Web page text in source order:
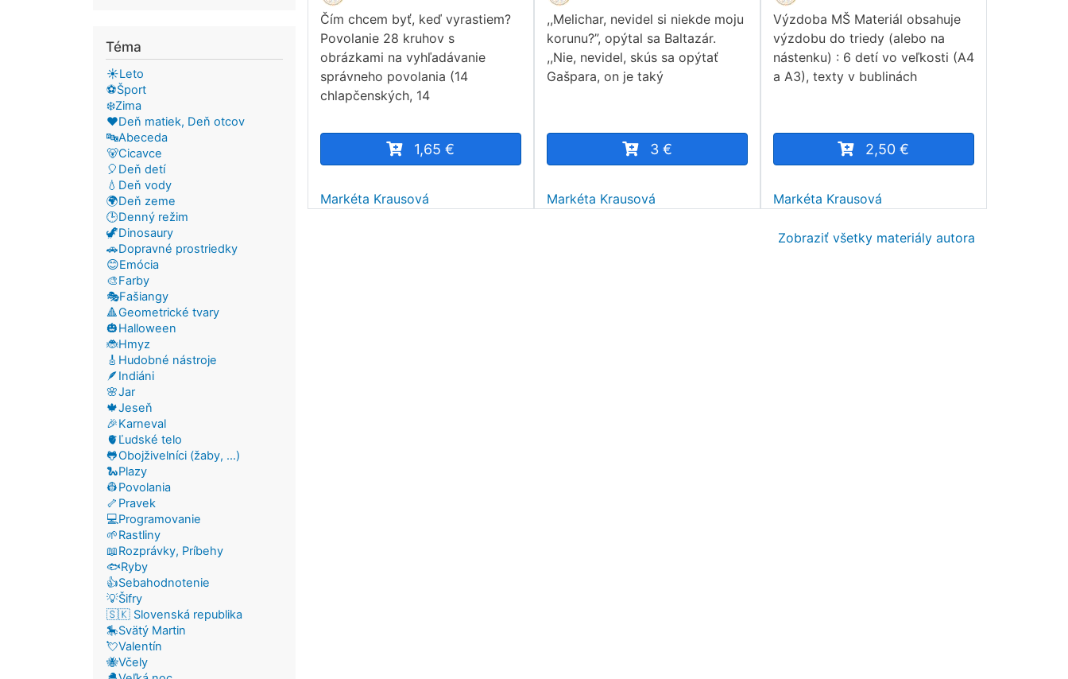
Čím chcem byť, keď vyrastiem?
Povolanie 28 kruhov s
obrázkami na vyhľadávanie
správneho povolania (14
chlapčenských, 14
1,65 €
Markéta Krausová
,,Melichar, nevidel si niekde moju
korunu?”, opýtal sa Baltazár.
,,Nie, nevidel, skús sa opýtať
Gašpara, on je taký
3 €
Markéta Krausová
Výzdoba MŠ Materiál obsahuje
výzdobu do triedy (alebo na
nástenku) : 6 detí vo veľkosti (A4
a A3), texty v bublinách
2,50 €
Markéta Krausová
Zobraziť všetky materiály autora
Téma
☀️Leto
⚽Šport
❄️Zima
❤️Deň matiek, Deň otcov
🔤Abeceda
🐻Cicavce
🎈Deň detí
💧Deň vody
🌍Deň zeme
🕒Denný režim
🦖Dinosaury
🚗Dopravné prostriedky
😊Emócia
🎨Farby
🎭Fašiangy
🔺Geometrické tvary
🎃Halloween
🐞Hmyz
🎸Hudobné nástroje
🪶Indiáni
🌸Jar
🍁Jeseň
🎉Karneval
🫀Ľudské telo
🐸Obojživelníci (žaby, ...)
🐍Plazy
👷Povolania
🦴Pravek
💻Programovanie
🌱Rastliny
📖Rozprávky, Príbehy
🐟Ryby
👍Sebahodnotenie
💡Šifry
🇸🇰 Slovenská republika
🎠Svätý Martin
💘Valentín
🐝Včely